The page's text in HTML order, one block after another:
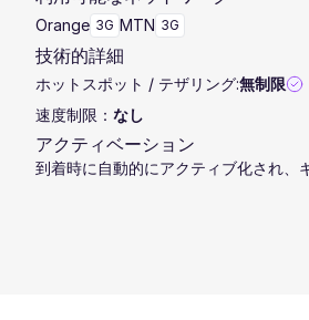
Orange 3G MTN 3G
技術的詳細
ホットスポット / テザリング:無制限
速度制限： なし
アクティベーション
到着時に自動的にアクティブ化され、